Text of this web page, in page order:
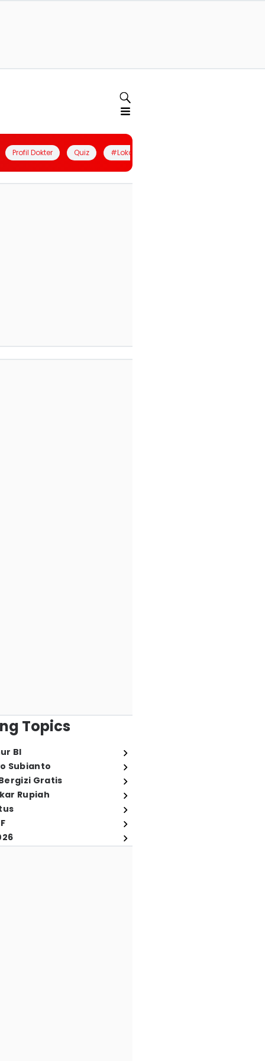
Profil Dokter Quiz #LokalBerdaya
Topics
BI
Subianto
Gratis
Rupiah